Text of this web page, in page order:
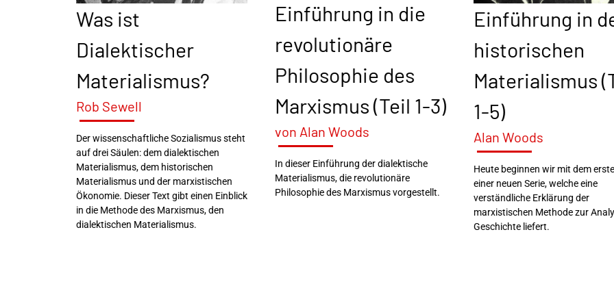
Was ist
Dialektischer
Materialismus?
Rob Sewell
Der wissenschaftliche Sozialismus steht
auf drei Säulen: dem dialektischen
Materialismus, dem historischen
Materialismus und der marxistischen
Ökonomie. Dieser Text gibt einen Einblick
in die Methode des Marxismus, den
dialektischen Materialismus.
Einführung in die
revolutionäre
Philosophie des
Marxismus (Teil 1-3)
von Alan Woods
In dieser Einführung der dialektische
Materialismus, die revolutionäre
Philosophie des Marxismus vorgestellt.
Einführung in
historischen
Materialismus
1-5)
Alan Woods
Heute beginnen wir mit dem
einer neuen Serie, welche eine
verständliche Erklärung der
marxistischen Methode zur
Geschichte liefert.